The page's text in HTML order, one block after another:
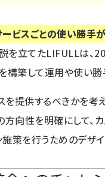
ービスごとの使い勝手
を立てたLIFULLは、
を構築して運用や使い勝
を提供するべきかを考
方向性を明確にして
施策を行うためのデザ